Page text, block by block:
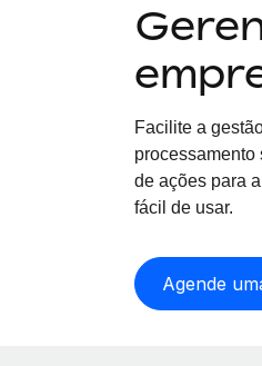
Facilite a
processamento
de ações para
fácil de usar.
Agende